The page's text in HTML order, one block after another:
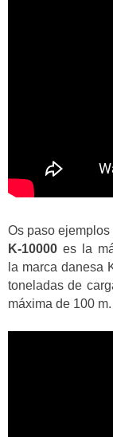
Os paso
K-10000 es la
la marca danesa
toneladas de
máxima de 100 m.